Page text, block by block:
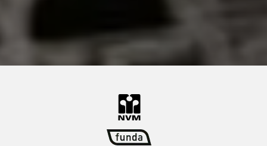
metrostation is metrostation Zuidplein. Vanaf
hier heb je toegang tot metrolijnen D en E,
waardoor Charlois goed is verbonden met
luchthaven ‘Rotterdam The Hague Airport’.
Parkeren doe je gemakkelijk op je eigen